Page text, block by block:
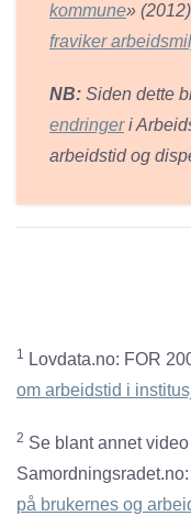
kommune»
fraviker
NB: Siden dette
endringeri
arbeidstid og
1 Lovdata.no: FOR
om arbeidstid i
2 Se blant annet
Samordningsradet.no:
på brukernes og